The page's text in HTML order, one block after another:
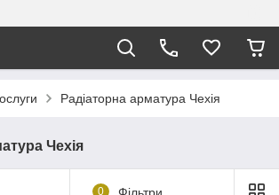
Радіаторна арматура Чехія
Чехія
0 Фільтри